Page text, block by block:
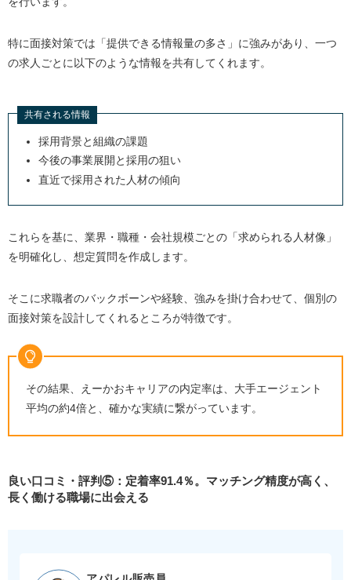
特に面接対策では「提供できる情報量の多さ」に強みがあり、一つ
の求人ごとに以下のような情報を共有してくれます。
共有される情報
採用背景と組織の課題
今後の事業展開と採用の狙い
直近で採用された人材の傾向
これらを基に、業界・職種・会社規模ごとの「求められる人材像」
を明確化し、想定質問を作成します。
そこに求職者のバックボーンや経験、強みを掛け合わせて、個別の
面接対策を設計してくれるところが特徴です。
その結果、えーかおキャリアの内定率は、大手エージェント
平均の約4倍と、確かな実績に繋がっています。
良い口コミ・評判⑤：定着率91.4％。マッチング精度が高く、
長く働ける職場に出会える